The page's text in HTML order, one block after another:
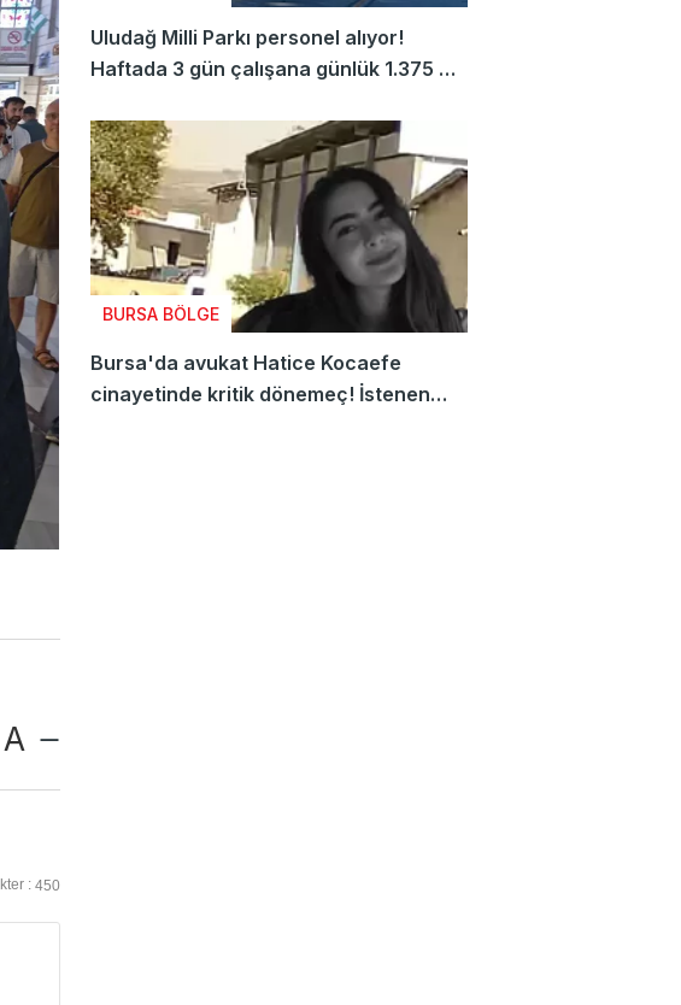
A
: 450
Uludağ Milli Parkı personel alıyor!
Haftada 3 gün çalışana günlük 1.375 TL
BURSA BÖLGE
Bursa'da avukat Hatice Kocaefe
cinayetinde kritik dönemeç! İstenen